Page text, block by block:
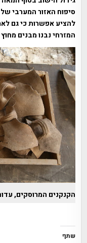
סיפוח האזור המערבי
להציע אפשרות כי גם
המזרחי נבנו מבנים
הקנקנים המרוסקים,
שתף